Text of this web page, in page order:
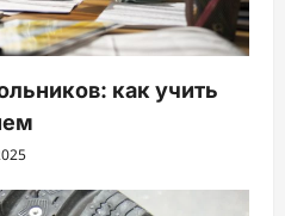
как учить